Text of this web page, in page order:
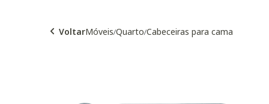
VoltarMóveis/Quarto/Cabeceiras para cama